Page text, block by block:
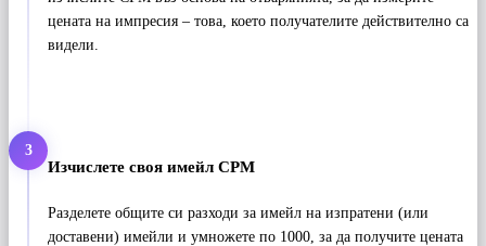
цената на импресия – това, което получателите действително са
видели.
3
Изчислете своя имейл CPM
Разделете общите си разходи за имейл на изпратени (или
доставени) имейли и умножете по 1000, за да получите цената